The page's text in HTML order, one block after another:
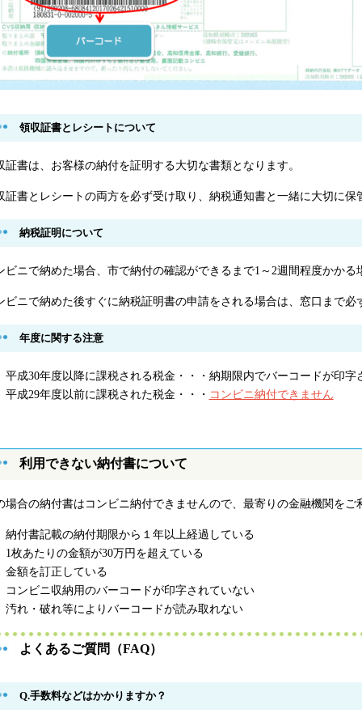
領収証書とレシートについて
証書は、お客様の納付を証明する大切な書類となります。
証書とレシートの両方を必ず受け取り、納税通知書と一緒に大切に保
納税証明について
ビニで納めた場合、市で納付の確認ができるまで1～2週間程度かかる
ビニで納めた後すぐに納税証明書の申請をされる場合は、窓口まで必
年度に関する注意
平成30年度以降に課税される税金・・・納期限内でバーコードが印字
平成29年度以前に課税された税金・・・ コンビニ納付できません
利用できない納付書について
場合の納付書はコンビニ納付できませんので、最寄りの金融機関をご
納付書記載の納付期限から１年以上経過している
1枚あたりの金額が30万円を超えている
金額を訂正している
コンビニ収納用のバーコードが印字されていない
汚れ・破れ等によりバーコードが読み取れない
よくあるご質問（FAQ）
Q.手数料などはかかりますか？